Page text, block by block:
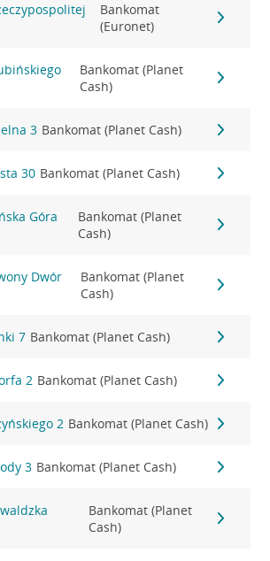
Bankomat
(Euronet)
Bankomat (Planet
Cash)
3 Bankomat (Planet Cash)
30 Bankomat (Planet Cash)
Góra
Bankomat (Planet
Cash)
Dwór
Bankomat (Planet
Cash)
7 Bankomat (Planet Cash)
2 Bankomat (Planet Cash)
2 Bankomat (Planet Cash)
3 Bankomat (Planet Cash)
Bankomat (Planet
Cash)